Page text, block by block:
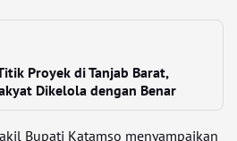
Proyek di Tanjab Barat,
Dikelola dengan Benar
Bupati Katamso menyampaikan